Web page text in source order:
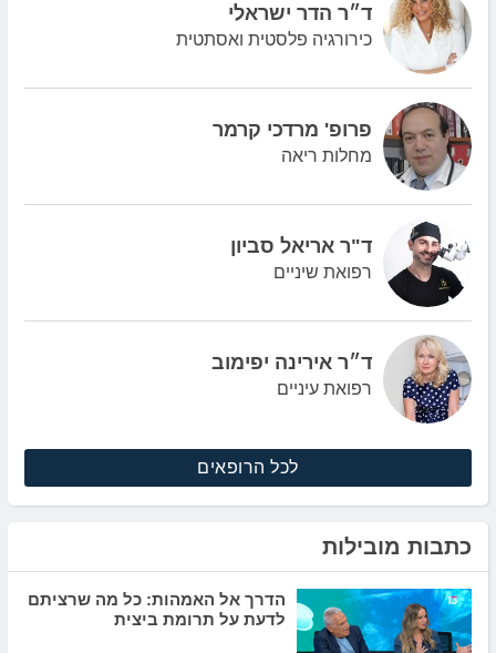
ד״ר הדר ישראלי
כירורגיה פלסטית ואסתטית
פרופ' מרדכי קרמר
מחלות ריאה
ד"ר אריאל סביון
רפואת שיניים
ד״ר אירינה יפימוב
רפואת עיניים
לכל הרופאים
כתבות מובילות
הדרך אל האמהות: כל מה שרציתם
לדעת על תרומת ביצית